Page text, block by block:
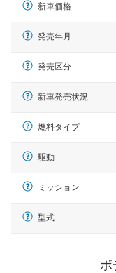
新車価格
発売年月
発売区分
新車発売状況
燃料タイプ
駆動
ミッション
型式
ボ